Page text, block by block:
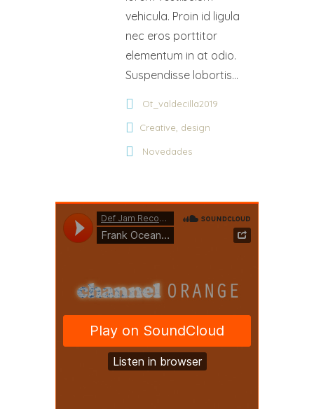
vehicula. Proin id ligula
nec eros porttitor
elementum in at odio.
Suspendisse lobortis...
Ot_valdecilla2019
Creative, design
Novedades